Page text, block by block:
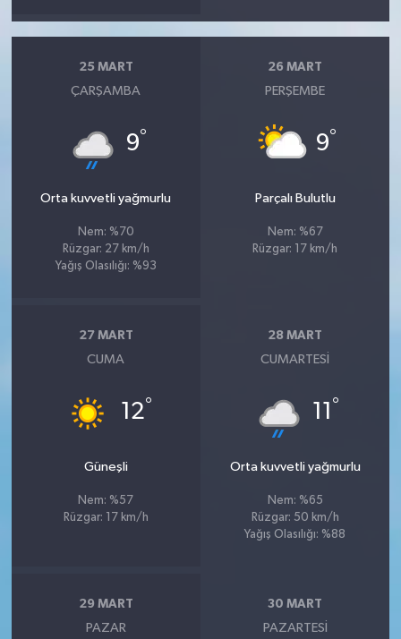
25 MART
ÇARŞAMBA
9°
Orta kuvvetli yağmurlu
Nem: %70
Rüzgar: 27 km/h
Yağış Olasılığı: %93
26 MART
PERŞEMBE
9°
Parçalı Bulutlu
Nem: %67
Rüzgar: 17 km/h
27 MART
CUMA
12°
Güneşli
Nem: %57
Rüzgar: 17 km/h
28 MART
CUMARTESI
11 °
Orta kuvvetli yağmurlu
Nem: %65
Rüzgar: 50 km/h
Yağış Olasılığı: %88
29 MART
PAZAR
30 MART
PAZARTESI